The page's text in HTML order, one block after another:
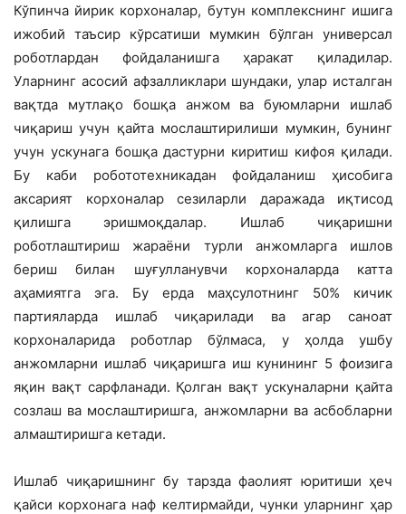
Кўпинча йирик корхоналар, бутун комплекснинг ишига
ижобий таъсир кўрсатиши мумкин бўлган универсал
роботлардан фойдаланишга ҳаракат қиладилар.
Уларнинг асосий афзалликлари шундаки, улар исталган
вақтда мутлақо бошқа анжом ва буюмларни ишлаб
чиқариш учун қайта мослаштирилиши мумкин, бунинг
учун ускунага бошқа дастурни киритиш кифоя қилади.
Бу каби робототехникадан фойдаланиш ҳисобига
аксарият корхоналар сезиларли даражада иқтисод
қилишга эришмоқдалар. Ишлаб чиқаришни
роботлаштириш жараёни турли анжомларга ишлов
бериш билан шуғулланувчи корхоналарда катта
аҳамиятга эга. Бу ерда маҳсулотнинг 50% кичик
партияларда ишлаб чиқарилади ва агар саноат
корхоналарида роботлар бўлмаса, у ҳолда ушбу
анжомларни ишлаб чиқаришга иш кунининг 5 фоизига
яқин вақт сарфланади. Қолган вақт ускуналарни қайта
созлаш ва мослаштиришга, анжомларни ва асбобларни
алмаштиришга кетади.
Ишлаб чиқаришнинг бу тарзда фаолият юритиши ҳеч
қайси корхонага наф келтирмайди, чунки уларнинг ҳар